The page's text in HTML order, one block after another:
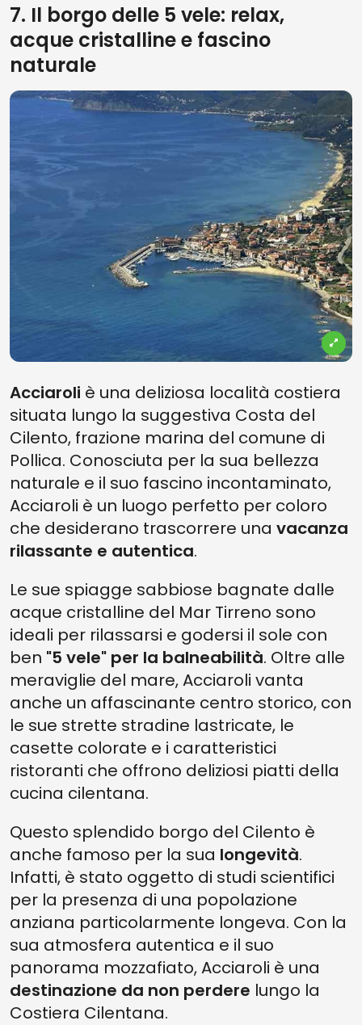
7. Il borgo delle 5 vele: relax,
acque cristalline e fascino
naturale
Acciaroli è una deliziosa località costiera
situata lungo la suggestiva Costa del
Cilento, frazione marina del comune di
Pollica. Conosciuta per la sua bellezza
naturale e il suo fascino incontaminato,
Acciaroli è un luogo perfetto per coloro
che desiderano trascorrere una vacanza
rilassante e autentica.
Le sue spiagge sabbiose bagnate dalle
acque cristalline del Mar Tirreno sono
ideali per rilassarsi e godersi il sole con
ben "5 vele" per la balneabilità. Oltre alle
meraviglie del mare, Acciaroli vanta
anche un affascinante centro storico, con
le sue strette stradine lastricate, le
casette colorate e i caratteristici
ristoranti che offrono deliziosi piatti della
cucina cilentana.
Questo splendido borgo del Cilento è
anche famoso per la sua longevità.
Infatti, è stato oggetto di studi scientifici
per la presenza di una popolazione
anziana particolarmente longeva. Con la
sua atmosfera autentica e il suo
panorama mozzafiato, Acciaroli è una
destinazione da non perdere lungo la
Costiera Cilentana.